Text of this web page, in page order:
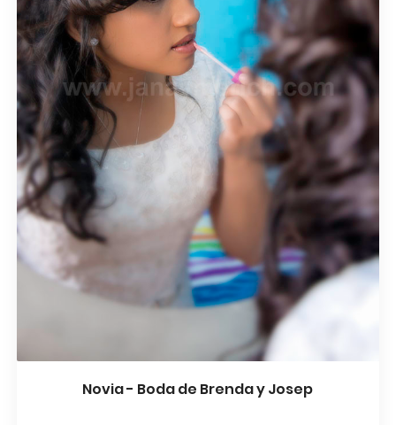
Novia - Boda de Brenda y Josep